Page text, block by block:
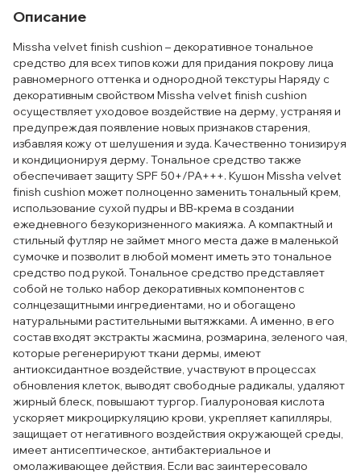
Описание
Missha velvet finish cushion – декоративное тональное
средство для всех типов кожи для придания покрову лица
равномерного оттенка и однородной текстуры Наряду с
декоративным свойством Мissha velvet finish cushion
осуществляет уходовое воздействие на дерму, устраняя и
предупреждая появление новых признаков старения,
избавляя кожу от шелушения и зуда. Качественно тонизируя
и кондиционируя дерму. Тональное средство также
обеспечивает защиту SPF 50+/PA+++. Кушон Missha velvet
finish cushion может полноценно заменить тональный крем,
использование сухой пудры и ВВ-крема в создании
ежедневного безукоризненного макияжа. А компактный и
стильный футляр не займет много места даже в маленькой
сумочке и позволит в любой момент иметь это тональное
средство под рукой. Тональное средство представляет
собой не только набор декоративных компонентов с
солнцезащитными ингредиентами, но и обогащено
натуральными растительными вытяжками. А именно, в его
состав входят экстракты жасмина, розмарина, зеленого чая,
которые регенерируют ткани дермы, имеют
антиоксидантное воздействие, участвуют в процессах
обновления клеток, выводят свободные радикалы, удаляют
жирный блеск, повышают тургор. Гиалуроновая кислота
ускоряет микроциркуляцию крови, укрепляет капилляры,
защищает от негативного воздействия окружающей среды,
имеет антисептическое, антибактериальное и
омолаживающее действия. Если вас заинтересовало